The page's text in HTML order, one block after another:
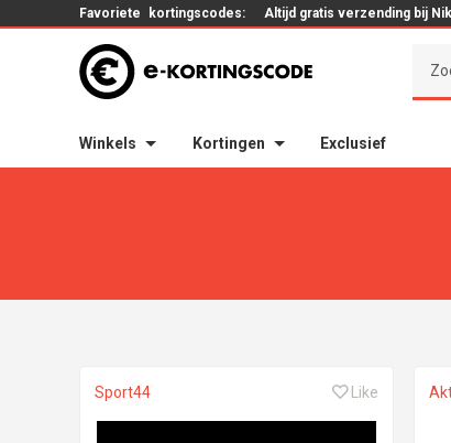
Favoriete kortingscodes: Altijd gratis verzending bij
Winkels Kortingen Exclusief
Sport44 Like